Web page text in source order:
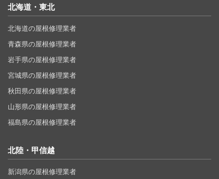
北海道・東北
北海道の屋根修理業者
青森県の屋根修理業者
岩手県の屋根修理業者
宮城県の屋根修理業者
秋田県の屋根修理業者
山形県の屋根修理業者
福島県の屋根修理業者
北陸・甲信越
新潟県の屋根修理業者